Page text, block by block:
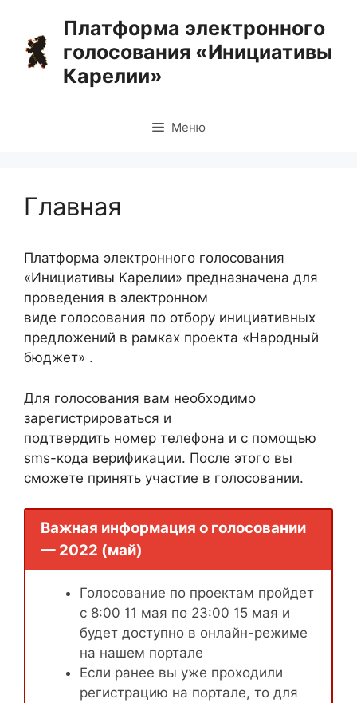
содержимому
Платформа электронного
голосования «Инициативы
Карелии»
Меню
Главная
Платформа электронного голосования
«Инициативы Карелии» предназначена для
проведения в электронном
виде голосования по отбору инициативных
предложений в рамках проекта «Народный
бюджет» .
Для голосования вам необходимо
зарегистрироваться и
подтвердить номер телефона и с помощью
sms-кода верификации. После этого вы
сможете принять участие в голосовании.
Важная информация о голосовании
— 2022 (май)
Голосование по проектам пройдет
с 8:00 11 мая по 23:00 15 мая и
будет доступно в онлайн-режиме
на нашем портале
Если ранее вы уже проходили
регистрацию на портале, то для